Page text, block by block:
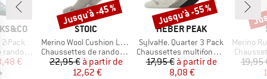
Pack
réduit
€
MARQUE
STOIC
Article
Merino Wool Cushion Light Socks
Product group
Chaussettes de randonnée
Prix
22,95 € Prix réduit
à partir de
12,62 €
Remise
Jusqu'à -45 %
MARQUE
HEBER PEAK
Article
SylvaHe. Quarter 3 Pack
Product group
Chaussettes multifonctions
Prix
17,95 € Prix réduit
à partir de
8,08 €
Remise
Jusqu'à -55 %
Article
Merino
Product
19,95